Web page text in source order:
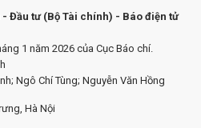
Đầu tư (Bộ Tài chính) - Báo điện tử
1 năm 2026 của Cục Báo chí.
Ngô Chí Tùng; Nguyễn Văn Hồng
Hà Nội